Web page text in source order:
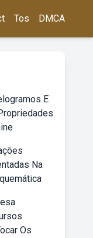
Tos DMCA
E
Na
Os